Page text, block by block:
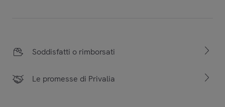
Soddisfatti o rimborsati
Le promesse di Privalia